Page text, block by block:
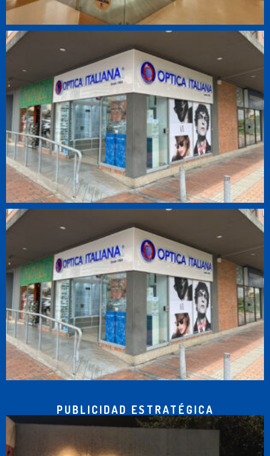
PUBLICIDAD ESTRATÉGICA